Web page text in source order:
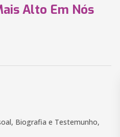
Alto Em Nós
Biografia e Testemunho,